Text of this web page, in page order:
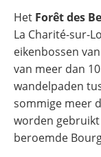
Het Forêt des
La Charité-sur-
eikenbossen
van meer dan
wandelpaden
sommige meer
worden
beroemde